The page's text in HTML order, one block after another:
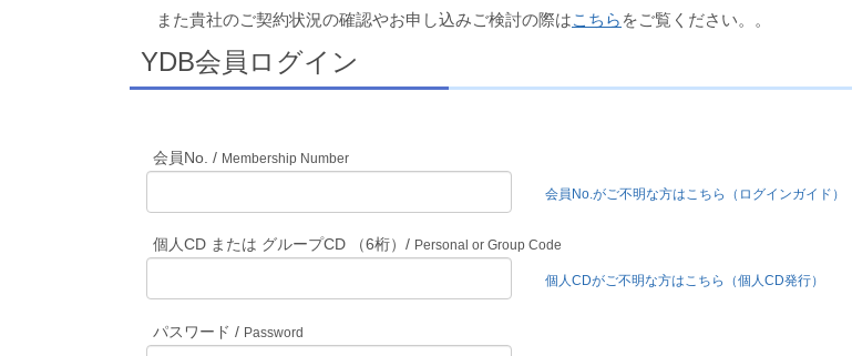
また貴社のご契約状況の確認やお申し込みご検討の際はこちら をご覧ください。。
YDB会員ログイン
会員No. / Membership Number
会員No.がご不明な方はこちら（ログインガイド）
個人CD または グループCD （6桁）/ Personal or Group Code
個人CDがご不明な方はこちら（個人CD発行）
パスワード / Password